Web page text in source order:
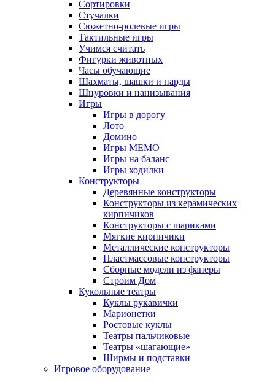
Сортировки
Стучалки
Сюжетно-ролевые игры
Тактильные игры
Учимся считать
Фигурки животных
Часы обучающие
Шахматы, шашки и нарды
Шнуровки и нанизывания
Игры
Игры в дорогу
Лото
Домино
Игры МЕМО
Игры на баланс
Игры ходилки
Конструкторы
Деревянные конструкторы
Конструкторы из керамических
кирпичиков
Конструкторы с шариками
Мягкие кирпичики
Металлические конструкторы
Пластмассовые конструкторы
Сборные модели из фанеры
Строим Дом
Кукольные театры
Куклы рукавички
Марионетки
Ростовые куклы
Театры пальчиковые
Театры «шагающие»
Ширмы и подставки
Игровое оборудование